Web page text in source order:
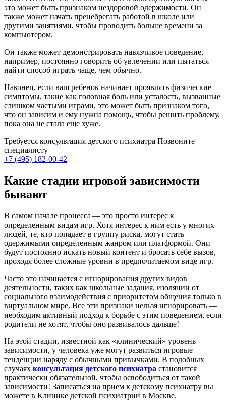
это может быть признаком нездоровой одержимости. Он
также может начать пренебрегать работой в школе или
другими занятиями, чтобы проводить больше времени за
компьютером.
Он также может демонстрировать навязчивое поведение,
например, постоянно говорить об увлечении или пытаться
найти способ играть чаще, чем обычно.
Наконец, если ваш ребенок начинает проявлять физические
симптомы, такие как головная боль или усталость, вызванные
слишком частыми играми, это может быть признаком того,
что он зависим и ему нужна помощь, чтобы решить проблему,
пока она не стала еще хуже.
Требуется консультация детского психиатра Позвоните
специалисту
+7 (495) 182-00-42
Какие стадии игровой зависимости
бывают
В самом начале процесса — это просто интерес к
определенным видам игр. Хотя интерес к ним есть у многих
людей, те, кто попадает в группу риска, могут стать
одержимыми определенным жанром или платформой. Они
будут постоянно искать новый контент и бросать себе вызов,
проходя более сложные уровни в предпочитаемом виде игр.
Часто это начинается с игнорирования других видов
деятельности, таких как школьные задания, изоляции от
социального взаимодействия с приоритетом общения только в
виртуальном мире. Все эти признаки нельзя игнорировать —
необходим активный подход к борьбе с этим поведением, если
родители не хотят, чтобы оно развивалось дальше!
На этой стадии, известной как «клинический» уровень
зависимости, у человека уже могут развиться игровые
тенденции наряду с обычными привычками. В подобных
случаях консультация детского психиатра становится
практически обязательной, чтобы освободиться от такой
зависимости! Записаться на прием к детскому психиатру вы
можете в Клинике детской психиатрии в Москве.